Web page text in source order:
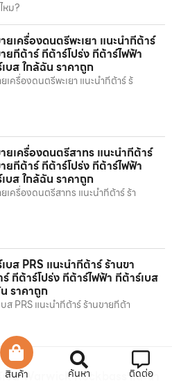
หม?
ยเครื่องดนตรีพะเยา แนะนำกีต้าร์
ยกีต้าร์ กีต้าร์โปร่ง กีต้าร์ไฟฟ้า
บส ใกล้ฉัน ราคาถูก
เครื่องดนตรีพะเยา แนะนำกีต้าร์ ร้
ยเครื่องดนตรีสาทร แนะนำกีต้าร์
ยกีต้าร์ กีต้าร์โปร่ง กีต้าร์ไฟฟ้า
บส ใกล้ฉัน ราคาถูก
เครื่องดนตรีสาทร แนะนำกีต้าร์ ร้า
บส PRS แนะนำกีต้าร์ ร้านขา
กีต้าร์โปร่ง กีต้าร์ไฟฟ้า กีต้าร์เบส
ราคาถูก
ส PRS แนะนำกีต้าร์ ร้านขายกีต้า
เบส Warwick Rockbass แนะนำ
สินค้า ค้นหา ติดต่อ